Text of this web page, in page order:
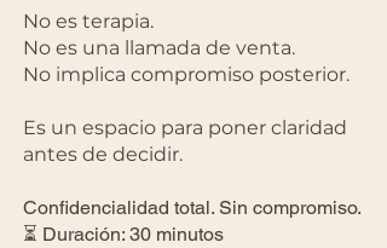
No es terapia.
No es una llamada de venta.
No implica compromiso posterior.
Es un espacio para poner claridad
antes de decidir.
Confidencialidad total. Sin compromiso.
⏳ Duración: 30 minutos